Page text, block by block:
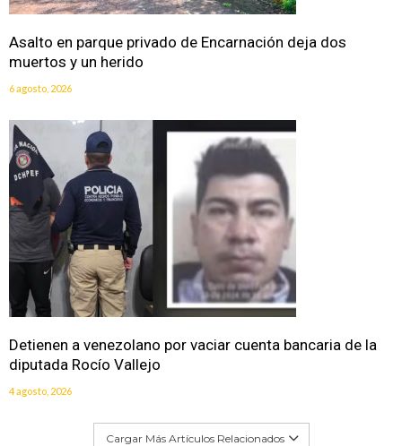
Asalto en parque privado de Encarnación deja dos
muertos y un herido
6 agosto, 2026
Detienen a venezolano por vaciar cuenta bancaria de la
diputada Rocío Vallejo
4 agosto, 2026
Cargar Más Artículos Relacionados